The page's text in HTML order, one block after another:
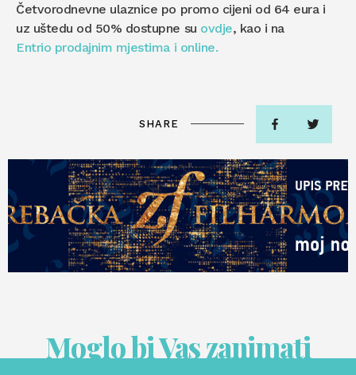
Četvorodnevne ulaznice po promo cijeni od 64 eura i
uz uštedu od 50% dostupne su ovdje, kao i na
Entrio prodajnim mjestima i online.
SHARE
Moglo bi Vas zanimati